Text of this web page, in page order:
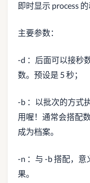
即时显示 process
主要参数：
-d ：后面可以接秒
数。预设是 5 秒；
-b ：以批次的方式
用喔！通常会搭配
成为档案。
-n ：与 -b 搭配，
果。